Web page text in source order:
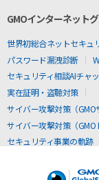
GMOインターネット
世界初総合ネットセキュ
パスワード漏洩診断
セキュリティ相談AIチャ
実在証明・盗聴対策
サイバー攻撃対策（GMO
サイバー攻撃対策（GMO
セキュリティ事業の軌跡